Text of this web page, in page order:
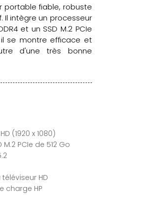
portable fiable, robuste
intègre un processeur
et un SSD M.2 PCIe
il se montre efficace et
d'une très bonne
(1920 x 1080)
PCIe de 512 Go
HD
charge HP